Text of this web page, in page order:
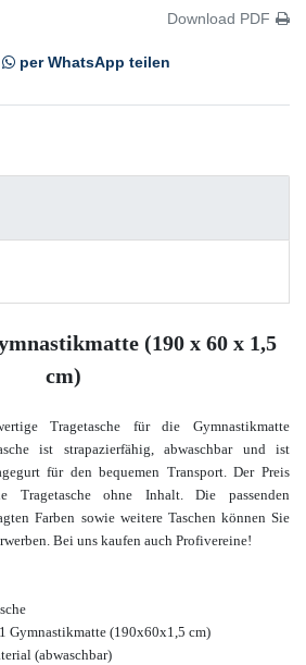
Download PDF
per WhatsApp teilen
(190 x 60 x 1,5
cm)
Tragetasche für die Gymnastikmatte
ist strapazierfähig, abwaschbar und ist
für den bequemen Transport. Der Preis
ohne Inhalt. Die passenden
Farben sowie weitere Taschen können Sie
Bei uns kaufen auch Profivereine!
Gymnastikmatte (190x60x1,5 cm)
(abwaschbar)